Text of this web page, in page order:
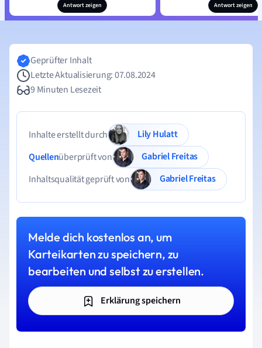
Antwort zeigen Antwort zeigen
Geprüfter Inhalt
Letzte Aktualisierung: 07.08.2024
9 Minuten Lesezeit
Inhalte erstellt durch
Lily Hulatt
Quellenüberprüft von
Gabriel Freitas
Inhaltsqualität geprüft von
Gabriel Freitas
Melde dich kostenlos an, um
Karteikarten zu speichern, zu
bearbeiten und selbst zu erstellen.
Erklärung speichern